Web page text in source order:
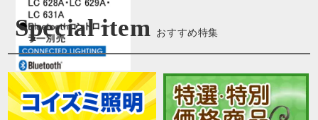
Special item おすすめ特集